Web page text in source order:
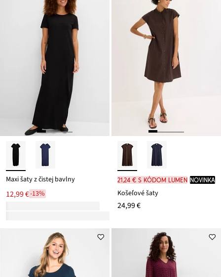
Maxi šaty z čistej bavlny
12,99 €-13%
21,24 € s kódom LUMEN novinka
Košeľové šaty
24,99 €